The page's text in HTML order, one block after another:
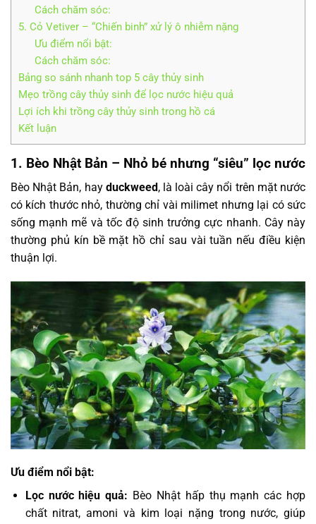
Cách chăm sóc:
5. Cỏ Vetiver – “Chiến binh” xử lý ô nhiễm nặng
Ưu điểm nổi bật:
Cách chăm sóc:
Bảng so sánh nhanh top 5 cây thủy sinh
Mẹo trồng cây thủy sinh để lọc nước hiệu quả
Lợi ích khi trồng cây thủy sinh trong hồ cá
Kết luận
1. Bèo Nhật Bản – Nhỏ bé nhưng “siêu” lọc nước
Bèo Nhật Bản, hay duckweed , là loài cây nổi trên mặt nước
có kích thước nhỏ, thường chỉ vài milimet nhưng lại có sức
sống mạnh mẽ và tốc độ sinh trưởng cực nhanh. Cây này
thường phủ kín bề mặt hồ chỉ sau vài tuần nếu điều kiện
thuận lợi.
Ưu điểm nổi bật:
Lọc nước hiệu quả: Bèo Nhật hấp thụ mạnh các hợp
chất nitrat, amoni và kim loại nặng trong nước, giúp